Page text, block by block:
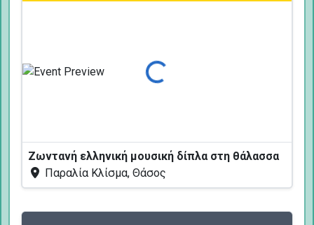
Φόρτωση...
Ζωντανή ελληνική μουσική δίπλα στη θάλασσα
Παραλία Κλίσμα, Θάσος